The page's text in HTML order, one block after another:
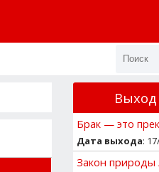
Брак — это
Дата выхода:
Закон природы